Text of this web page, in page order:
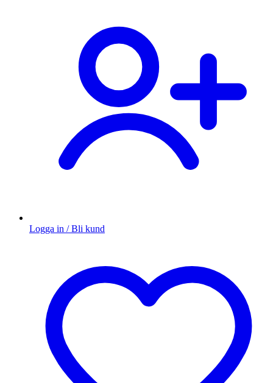
Logga in / Bli kund